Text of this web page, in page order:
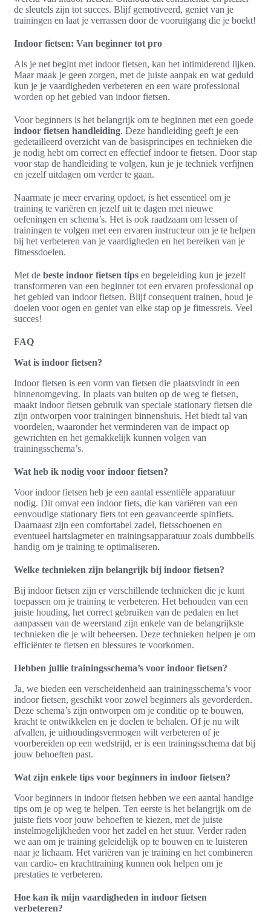
de sleutels zijn tot succes. Blijf gemotiveerd, geniet van je
trainingen en laat je verrassen door de vooruitgang die je boekt!
Indoor fietsen: Van beginner tot pro
Als je net begint met indoor fietsen, kan het intimiderend lijken.
Maar maak je geen zorgen, met de juiste aanpak en wat geduld
kun je je vaardigheden verbeteren en een ware professional
worden op het gebied van indoor fietsen.
Voor beginners is het belangrijk om te beginnen met een goede
indoor fietsen handleiding. Deze handleiding geeft je een
gedetailleerd overzicht van de basisprincipes en technieken die
je nodig hebt om correct en effectief indoor te fietsen. Door stap
voor stap de handleiding te volgen, kun je je techniek verfijnen
en jezelf uitdagen om verder te gaan.
Naarmate je meer ervaring opdoet, is het essentieel om je
training te variëren en jezelf uit te dagen met nieuwe
oefeningen en schema’s. Het is ook raadzaam om lessen of
trainingen te volgen met een ervaren instructeur om je te helpen
bij het verbeteren van je vaardigheden en het bereiken van je
fitnessdoelen.
Met de beste indoor fietsen tips en begeleiding kun je jezelf
transformeren van een beginner tot een ervaren professional op
het gebied van indoor fietsen. Blijf consequent trainen, houd je
doelen voor ogen en geniet van elke stap op je fitnessreis. Veel
succes!
FAQ
Wat is indoor fietsen?
Indoor fietsen is een vorm van fietsen die plaatsvindt in een
binnenomgeving. In plaats van buiten op de weg te fietsen,
maakt indoor fietsen gebruik van speciale stationary fietsen die
zijn ontworpen voor trainingen binnenshuis. Het biedt tal van
voordelen, waaronder het verminderen van de impact op
gewrichten en het gemakkelijk kunnen volgen van
trainingsschema’s.
Wat heb ik nodig voor indoor fietsen?
Voor indoor fietsen heb je een aantal essentiële apparatuur
nodig. Dit omvat een indoor fiets, die kan variëren van een
eenvoudige stationary fiets tot een geavanceerde spinfiets.
Daarnaast zijn een comfortabel zadel, fietsschoenen en
eventueel hartslagmeter en trainingsapparatuur zoals dumbbells
handig om je training te optimaliseren.
Welke technieken zijn belangrijk bij indoor fietsen?
Bij indoor fietsen zijn er verschillende technieken die je kunt
toepassen om je training te verbeteren. Het behouden van een
juiste houding, het correct gebruiken van de pedalen en het
aanpassen van de weerstand zijn enkele van de belangrijkste
technieken die je wilt beheersen. Deze technieken helpen je om
efficiënter te fietsen en blessures te voorkomen.
Hebben jullie trainingsschema’s voor indoor fietsen?
Ja, we bieden een verscheidenheid aan trainingsschema’s voor
indoor fietsen, geschikt voor zowel beginners als gevorderden.
Deze schema’s zijn ontworpen om je conditie op te bouwen,
kracht te ontwikkelen en je doelen te behalen. Of je nu wilt
afvallen, je uithoudingsvermogen wilt verbeteren of je
voorbereiden op een wedstrijd, er is een trainingsschema dat bij
jouw behoeften past.
Wat zijn enkele tips voor beginners in indoor fietsen?
Voor beginners in indoor fietsen hebben we een aantal handige
tips om je op weg te helpen. Ten eerste is het belangrijk om de
juiste fiets voor jouw behoeften te kiezen, met de juiste
instelmogelijkheden voor het zadel en het stuur. Verder raden
we aan om je training geleidelijk op te bouwen en te luisteren
naar je lichaam. Het variëren van je training en het combineren
van cardio- en krachttraining kunnen ook helpen om je
prestaties te verbeteren.
Hoe kan ik mijn vaardigheden in indoor fietsen
verbeteren?